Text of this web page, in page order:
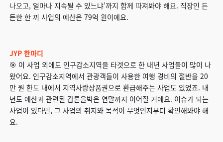
나오고, 얼마나 지속될 수 있느냐’까지 함께 따져봐야 해요. 직장인 든
든한 한 끼 사업의 예산은 79억 원이에요.
JYP 한마디
🎯 이 사업 외에도 인구감소지역을 타겟으로 한 내년 사업들이 많이 나
왔어요. 인구감소지역에서 관광객들이 사용한 여행 경비의 절반을 20
만 원 한도 내에서 지역사랑상품권으로 환급해주는 사업도 있었죠. 내
년도 예산과 관련된 갑론을박은 연말까지 이어질 거예요. 이슈가 되는
사업이 있다면, 그 사업의 취지와 목적이 무엇인지부터 확인해봐야 해
요.